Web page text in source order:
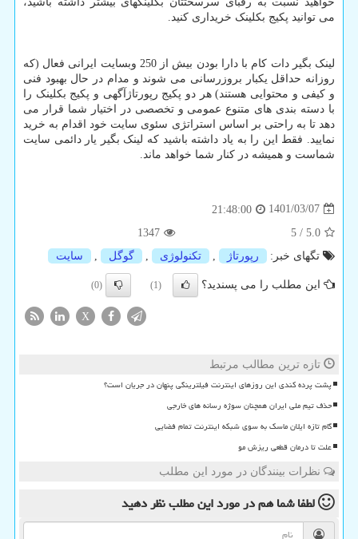
می توانید پکیج بکلینک خریداری کنید.
لینک بگیر دات کام با دارا بودن بیش از 250 وبسایت ایرانی فعال (که
روزانه حداقل یکبار بروزرسانی می شوند و مدام در حال بهبود فنی
و کیفی و محتوایی هستند) هر دو پکیج رپورتاژآگهی و پکیج بکلینک را
با دسته بندی های متنوع عمومی و تخصصی در اختیار شما قرار می
دهد تا به راحتی بر اساس استراتژی سئوی سایت خود اقدام به خرید
نمایید. فقط این را به یاد داشته باشید که لینک بگیر یار دائمی سایت
شماست و همیشه در کنار شما خواهد ماند.
1401/03/07
21:48:00
5.0
/
5
1347
تگهای خبر:
رپورتاژ تكنولوژی گوگل سایت
این مطلب را می پسندید؟ (1)
(0)
X
تازه ترین مطالب مرتبط
پشت پرده کندی این روزهای اینترنت فیلترینگی پنهان در جریان است؟
حذف تیم ملی ایران همچنان سوژه رسانه های خارجی
گام تازه ایلان ماسک به سوی شبکه اینترنت تمام فضایی
علت تا درمان قطعی ریزش مو
نظرات بینندگان در مورد این مطلب
لطفا شما همدر مورد این مطلبنظر دهید